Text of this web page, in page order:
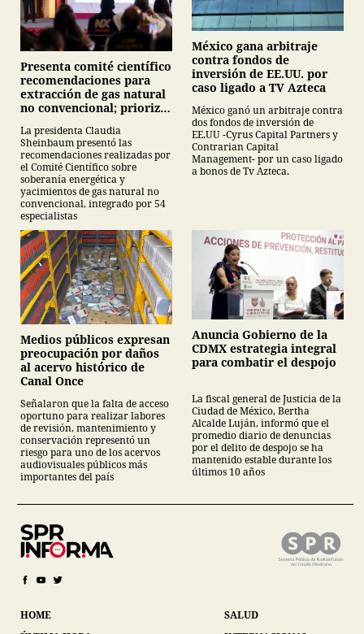
Presenta comité científico
recomendaciones para
extracción de gas natural
no convencional; prioriza
descarta yacimiento
Tampico-Misantla
La presidenta Claudia
Sheinbaum presentó las
recomendaciones realizadas por
el Comité Científico sobre
soberanía energética y
yacimientos de gas natural no
convencional, integrado por 54
especialistas
México gana arbitraje
contra fondos de
inversión de EE.UU. por
caso ligado a TV Azteca
México ganó un arbitraje contra
dos fondos de inversión de
EE.UU -Cyrus Capital Partners y
Contrarian Capital
Management- por un caso ligado
a bonos de Tv Azteca.
Medios públicos expresan
preocupación por daños
al acervo histórico de
Canal Once
Señalaron que la falta de acceso
oportuno para realizar labores
de revisión, mantenimiento y
conservación representó un
riesgo para uno de los acervos
audiovisuales públicos más
importantes del país
Anuncia Gobierno de la
CDMX estrategia integral
para combatir el despojo
La fiscal general de Justicia de la
Ciudad de México, Bertha
Alcalde Luján, informó que el
promedio diario de denuncias
por el delito de despojo se ha
mantenido estable durante los
últimos 10 años
HOME
SALUD